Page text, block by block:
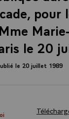
pour
le 20
le 20 juillet 1989